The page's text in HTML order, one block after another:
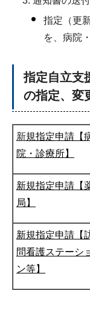
指定（更
を、病院
指定自立支
の指定、変
新規指定申請【
院・診療所】
新規指定申請【
局】
新規指定申請【
問看護ステーシ
ン等】